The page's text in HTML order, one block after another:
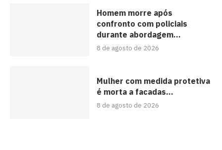
Homem morre após
confronto com policiais
durante abordagem...
8 de agosto de 2026
Mulher com medida protetiva
é morta a facadas...
8 de agosto de 2026